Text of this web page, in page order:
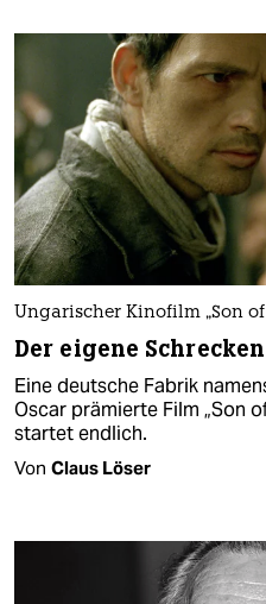
Ungarischer Kinofilm „Son of
Der eigene Schrecken
Eine deutsche Fabrik
Oscar prämierte Film „Son
startet endlich.
Von Claus Löser